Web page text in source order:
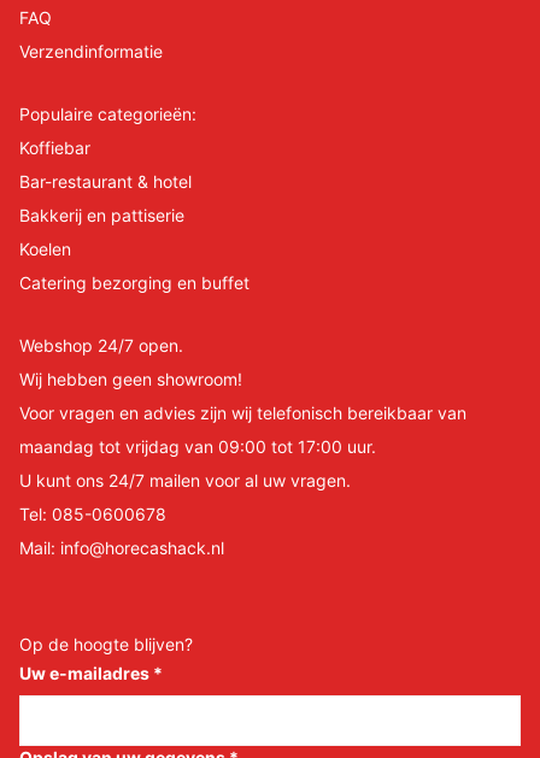
FAQ
Verzendinformatie
Populaire categorieën:
Koffiebar
Bar-restaurant & hotel
Bakkerij en pattiserie
Koelen
Catering bezorging en buffet
Webshop 24/7 open.
Wij hebben geen showroom!
Voor vragen en advies zijn wij telefonisch bereikbaar van
maandag tot vrijdag van 09:00 tot 17:00 uur.
U kunt ons 24/7 mailen voor al uw vragen.
Tel: 085-0600678
Mail: info@horecashack.nl
Op de hoogte blijven?
Uw e-mailadres *